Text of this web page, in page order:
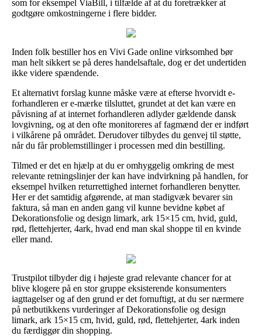
som for eksempel ViaBill, i tilfælde af at du foretrækker at
godtgøre omkostningerne i flere bidder.
Inden folk bestiller hos en Vivi Gade online virksomhed bør
man helt sikkert se på deres handelsaftale, dog er det undertiden
ikke videre spændende.
Et alternativt forslag kunne måske være at efterse hvorvidt e-
forhandleren er e-mærke tilsluttet, grundet at det kan være en
påvisning af at internet forhandleren adlyder gældende dansk
lovgivning, og at den ofte monitoreres af fagmænd der er indført
i vilkårene på området. Derudover tilbydes du genvej til støtte,
når du får problemstillinger i processen med din bestilling.
Tilmed er det en hjælp at du er omhyggelig omkring de mest
relevante retningslinjer der kan have indvirkning på handlen, for
eksempel hvilken returrettighed internet forhandleren benytter.
Her er det samtidig afgørende, at man stadigvæk bevarer sin
faktura, så man en anden gang vil kunne bevidne købet af
Dekorationsfolie og design limark, ark 15×15 cm, hvid, guld,
rød, flettehjerter, 4ark, hvad end man skal shoppe til en kvinde
eller mand.
Trustpilot tilbyder dig i højeste grad relevante chancer for at
blive klogere på en stor gruppe eksisterende konsumenters
iagttagelser og af den grund er det fornuftigt, at du ser nærmere
på netbutikkens vurderinger af Dekorationsfolie og design
limark, ark 15×15 cm, hvid, guld, rød, flettehjerter, 4ark inden
du færdiggør din shopping.